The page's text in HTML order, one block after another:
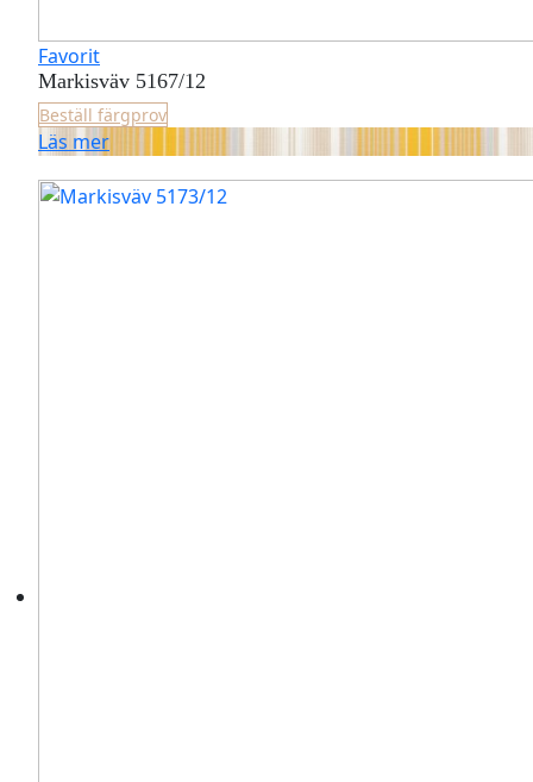
Favorit
Markisväv 5167/12
Beställ färgprov
Läs mer